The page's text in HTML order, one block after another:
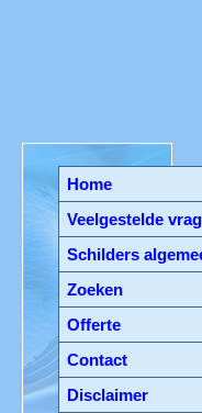
Home
Veelgestelde
Schilders
Zoeken
Offerte
Contact
Disclaimer